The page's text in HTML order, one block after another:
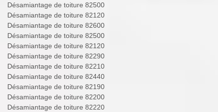
Désamiantage de toiture 82500
Désamiantage de toiture 82120
Désamiantage de toiture 82600
Désamiantage de toiture 82500
Désamiantage de toiture 82120
Désamiantage de toiture 82290
Désamiantage de toiture 82210
Désamiantage de toiture 82440
Désamiantage de toiture 82190
Désamiantage de toiture 82200
Désamiantage de toiture 82220